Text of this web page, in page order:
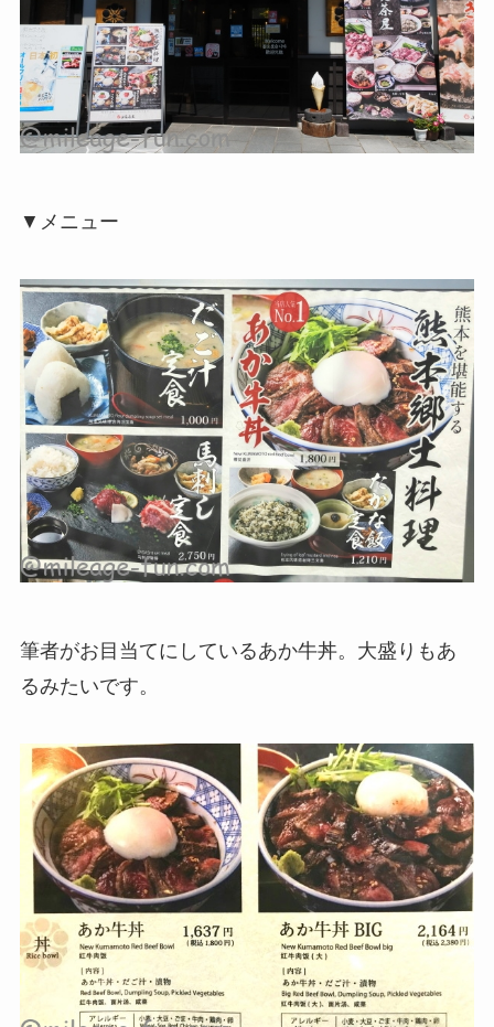
▼メニュー
筆者がお目当てにしているあか牛丼。大盛りもあ
るみたいです。